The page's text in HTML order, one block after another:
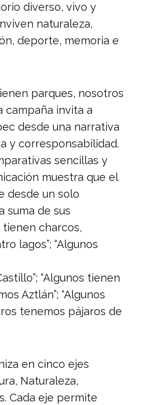
diverso, vivo y
naturaleza,
deporte, memoria e
parques, nosotros
campaña invita a
desde una narrativa
y corresponsabilidad.
sencillas y
muestra que el
desde un solo
suma de sus
tienen charcos,
lagos”; “Algunos
“Algunos tienen
Aztlán”; “Algunos
tenemos pájaros de
en cinco ejes
Naturaleza,
Cada eje permite